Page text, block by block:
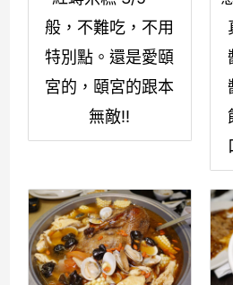
般，不難吃，不用
特別點。還是愛頤
宮的，頤宮的跟本
無敵!!